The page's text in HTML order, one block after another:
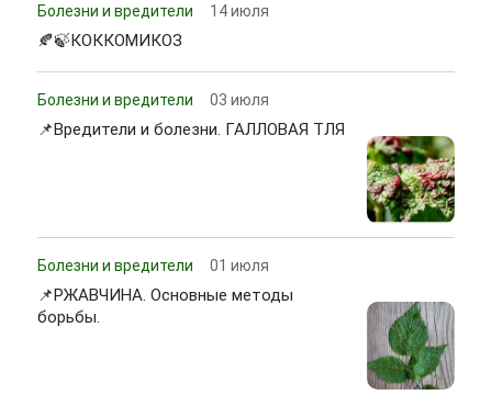
Болезни и вредители 14 июля
🍂🍃КОККОМИКОЗ
Болезни и вредители 03 июля
📌Вредители и болезни. ГАЛЛОВАЯ ТЛЯ
Болезни и вредители 01 июля
📌РЖАВЧИНА. Основные методы
борьбы.